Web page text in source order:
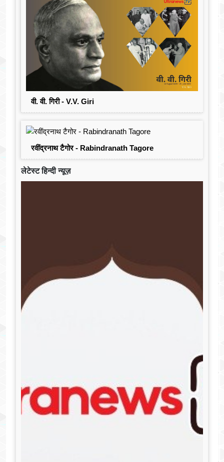
वी. वी. गिरी - V.V. Giri
रवींद्रनाथ टैगोर - Rabindranath Tagore
लेटेस्ट हिन्दी न्यूज़